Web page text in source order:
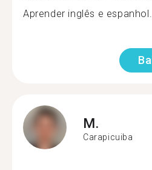
Aprender inglês e
M.
Carapicuiba